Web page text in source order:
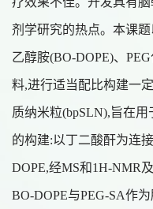
剂学研究的热点。本课
乙醇胺(BO-DOPE)、
料,进行适当配比构建一
质纳米粒(bpSLN),旨在
的构建:以丁二酸酐为连
DOPE,经MS和1H-NMR
BO-DOPE与PEG-SA作